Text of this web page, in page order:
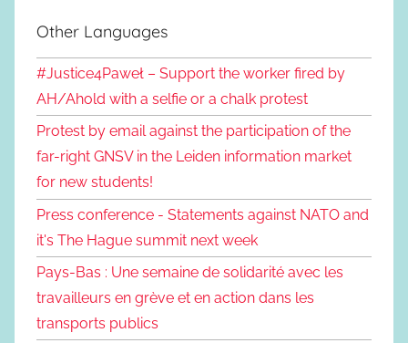
Other Languages
#Justice4Paweł – Support the worker fired by
AH/Ahold with a selfie or a chalk protest
Protest by email against the participation of the
far-right GNSV in the Leiden information market
for new students!
Press conference - Statements against NATO and
it's The Hague summit next week
Pays-Bas : Une semaine de solidarité avec les
travailleurs en grève et en action dans les
transports publics